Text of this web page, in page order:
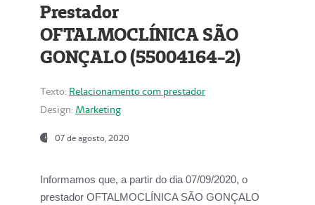
Prestador
OFTALMOCLÍNICA SÃO
GONÇALO (55004164-2)
Texto: Relacionamento com prestador
Design: Marketing
07 de agosto, 2020
Informamos que, a partir do dia07/09/2020, o
prestador OFTALMOCLÍNICA SÃO GONÇALO